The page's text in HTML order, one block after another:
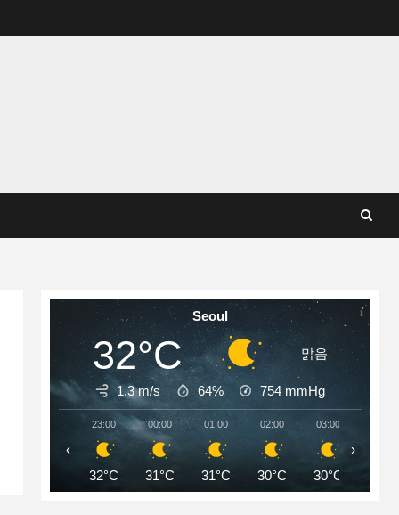
Seoul
32°C 맑음
1.3 m/s 64% 754 mmHg
23:00
32°C
00:00
31°C
01:00
31°C
02:00
30°C
03:00
30°C
‹ ›